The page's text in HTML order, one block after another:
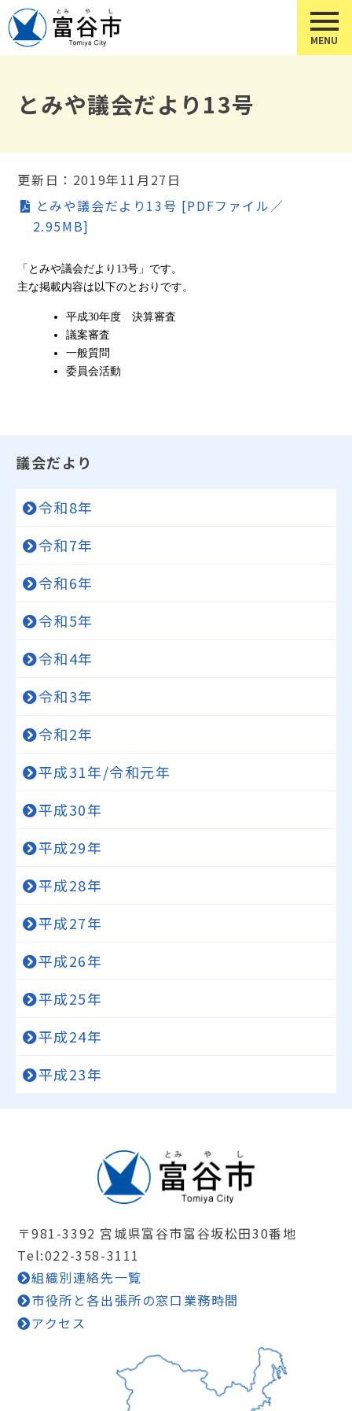
とみや議会だより13号
更新日：2019年11月27日
とみや議会だより13号 [PDFファイル／
2.95MB]
「とみや議会だより13号」です。
主な掲載内容は以下のとおりです。
平成30年度 決算審査
議案審査
一般質問
委員会活動
議会だより
令和8年
令和7年
令和6年
令和5年
令和4年
令和3年
令和2年
平成31年/令和元年
平成30年
平成29年
平成28年
平成27年
平成26年
平成25年
平成24年
平成23年
〒981-3392 宮城県富谷市富谷坂松田30番地
Tel:022-358-3111
組織別連絡先一覧
市役所と各出張所の窓口業務時間
アクセス